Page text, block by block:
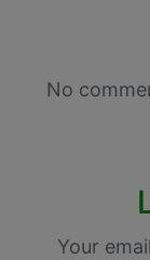
No
Your